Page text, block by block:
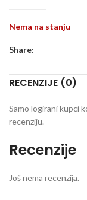
Nema na stanju
Share:
RECENZIJE (0)
Recenzije
Još nema recenzija.
Samo logirani kupci
recenziju.